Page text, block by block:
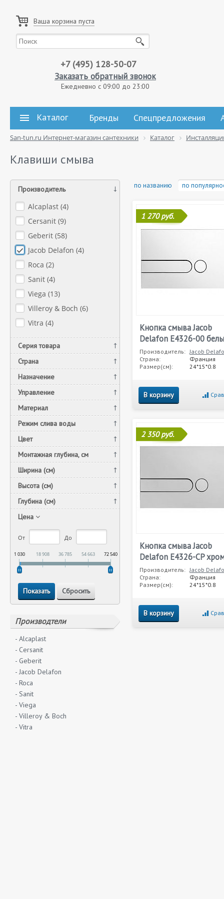
Ваша корзина пуста
+7 (495) 128-50-07
Заказать обратный звонок
Ежедневно с 09:00 до 23:00
Каталог Бренды Спецпредложения
San-tun.ru Интернет-магазин сантехники Каталог
Клавиши смыва
Производитель
Alcaplast (4)
Cersanit (9)
Geberit (58)
Jacob Delafon (4)
Roca (2)
Sanit (4)
Viega (13)
Villeroy & Boch (6)
Vitra (4)
Серия товара
Страна
Назначение
Управление
Материал
Режим слива воды
Цвет
Монтажная глубина, см
Ширина (см)
Высота (см)
Глубина (см)
Цена
От До
1 030 18 908 36 785 54 663 72 540
Производтели
- Alcaplast
- Cersanit
- Geberit
- Jacob Delafon
- Roca
- Sanit
- Viega
- Villeroy & Boch
- Vitra
по названию по
1 270 руб.
Кнопка смыва Jacob
Delafon E4326-00
Производитель: Jacob
Страна:
Франция
Размер(см):
24*15*0.8
В корзину
2 350 руб.
Кнопка смыва Jacob
Delafon E4326-CP
Производитель: Jacob
Страна:
Франция
Размер(см):
24*15*0.8
В корзину